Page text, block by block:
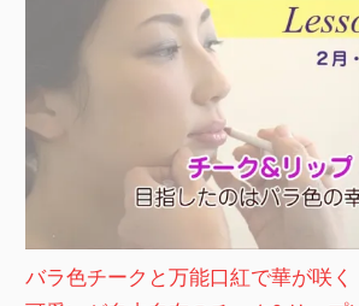
バラ色チークと万能口紅で華が咲く